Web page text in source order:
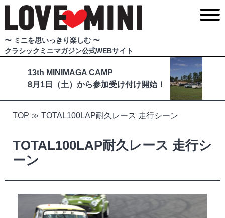
〜 ミニを思いっきり楽しむ 〜
クラシックミニマガジン公式WEBサイト
13th MINIMAGA CAMP
8月1日（土）から参加受け付け開始！
TOP ≫ TOTAL100LAP耐久レース 走行シーン
TOTAL100LAP耐久レース 走行シ
ーン